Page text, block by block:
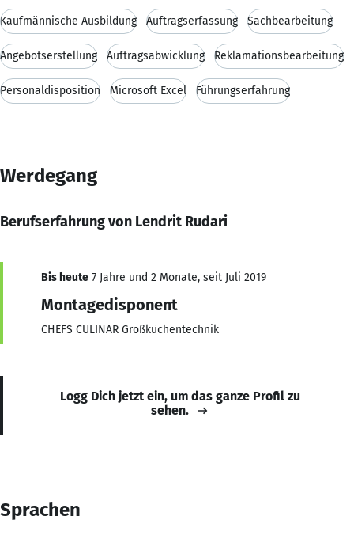
Kaufmännische Ausbildung Auftragserfassung Sachbearbeitung
Angebotserstellung Auftragsabwicklung Reklamationsbearbeitung
Personaldisposition Microsoft Excel Führungserfahrung
Werdegang
Berufserfahrung von Lendrit Rudari
Bis heute 7 Jahre und 2 Monate, seit Juli 2019
Montagedisponent
CHEFS CULINAR Großküchentechnik
Logg Dich jetzt ein, um das ganze Profil zu
sehen.
Sprachen